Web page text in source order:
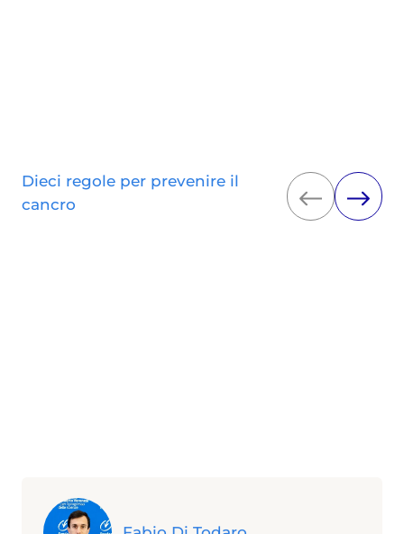
Dieci regole per prevenire il
cancro